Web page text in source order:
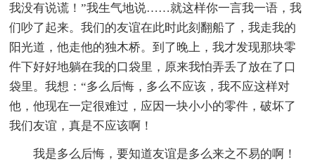
我没有说谎！”我生气地说……就这样你一言我一语，我
们吵了起来。我们的友谊在此时此刻翻船了，我走我的
阳光道，他走他的独木桥。到了晚上，我才发现那块零
件下好好地躺在我的口袋里，原来我怕弄丢了放在了口
袋里。我想：“多么后悔，多么不应该，我不应这样对
他，他现在一定很难过，应因一块小小的零件，破坏了
我们友谊，真是不应该啊！
我是多么后悔，要知道友谊是多么来之不易的啊！